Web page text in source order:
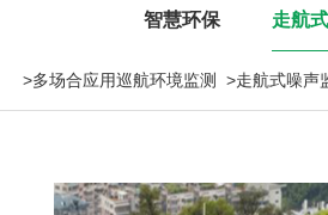
智慧环保 走航
>多场合应用巡航环境监测 >走航式噪声